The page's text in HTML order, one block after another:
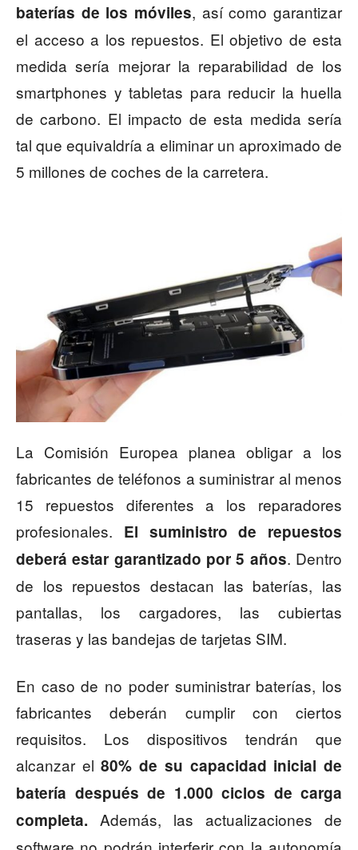
baterías de los móviles, así como garantizar
el acceso a los repuestos. El objetivo de esta
medida sería mejorar la reparabilidad de los
smartphones y tabletas para reducir la huella
de carbono. El impacto de esta medida sería
tal que equivaldría a eliminar un aproximado de
5 millones de coches de la carretera.
La Comisión Europea planea obligar a los
fabricantes de teléfonos a suministrar al menos
15 repuestos diferentes a los reparadores
profesionales. El suministro de repuestos
deberá estar garantizado por 5 años. Dentro
de los repuestos destacan las baterías, las
pantallas, los cargadores, las cubiertas
traseras y las bandejas de tarjetas SIM.
En caso de no poder suministrar baterías, los
fabricantes deberán cumplir con ciertos
requisitos. Los dispositivos tendrán que
alcanzar el 80% de su capacidad inicial de
batería después de 1.000 ciclos de carga
completa. Además, las actualizaciones de